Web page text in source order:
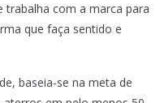
trabalha com a marca para
que faça sentido e
baseia-se na meta de